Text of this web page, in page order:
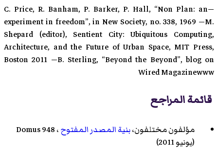
2019 على موقع واي باك مشين.
—C. Price, R. Banham, P. Barker, P. Hall, “Non Plan: an
experiment in freedom”, in New Society, no. 338, 1969 —M.
Shepard (editor), Sentient City: Ubiquitous Computing,
Architecture, and the Future of Urban Space, MIT Press,
Boston 2011 —B. Sterling, “Beyond the Beyond”, blog on
Wired Magazinewww
قائمة المراجع
مؤلفون مختلفون،بنية المصدر المفتوح ، Domus 948
(يونيو 2011)